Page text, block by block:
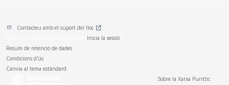
Contacteu amb el suport del lloc
Inicia la sessió
Resum de retenció de dades
Condicions d'ús
Canvia al tema estàndard.
Sobre la Xarxa Punttic